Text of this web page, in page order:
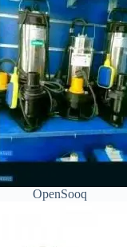
OpenSooq